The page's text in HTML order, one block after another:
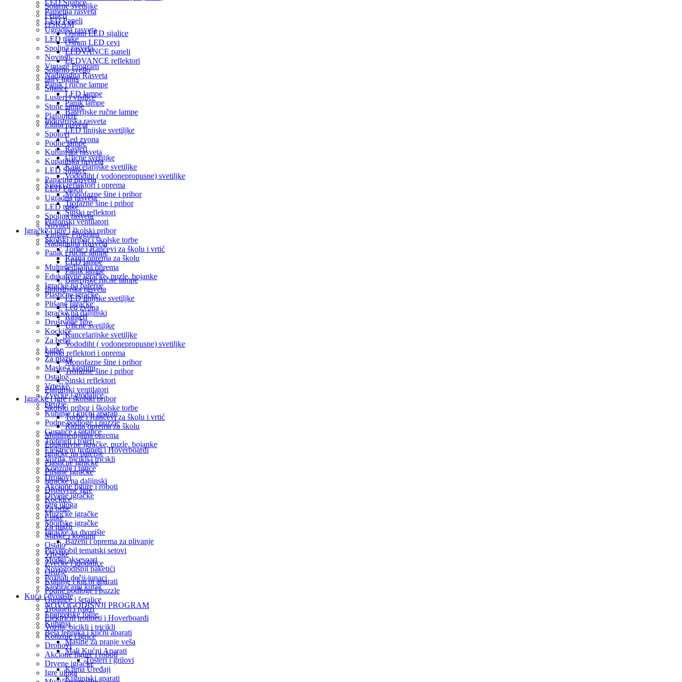
LED Sijalice
Pametna rasveta
LED Paneli
Ugradna rasveta
LED trake
Spoljna rasveta
Noviteti
Vintage Program
Nadgradna Rasveta
Panik i ručne lampe
LED lampe
Panik lampe
Baterijske ručne lampe
Industrijska rasveta
LED linijske svetiljke
Led zvona
Rasteri
Ulicne svetiljke
Kancelarijske svetiljke
Vododiht ( vodonepropusne) svetiljke
Šinski reflektori i oprema
Monofazne šine i pribor
Trofazne šine i pribor
Šinski reflektori
Plafonski ventilatori
Igračke i igre i školski pribor
Školski pribor i školske torbe
Torbe i Rančevi za školu i vrtić
Razna oprema za školu
Multimedijalna oprema
Edukativne igračke, puzle, bojanke
Igračke na baterije
Plastične igračke
Plišane Igračke
Igračke na daljinski
Društvene Igre
Kockice
Za bebe
Lutke
Za plažu
Maske i kostimi
Ostalo
Vrteške
Zvečke i glodalice
Oružje
Kuhinje i kućni aparati
Podne podloge i puzzle
Guralice i šetalice
Trotineti i roleri
Električni trotineti i Hoverboardi
Vozila, bicikli i tricikli
Konzole i igrice
Dronovi
Akcione figure i roboti
Drvene igračke
Igre uloga
Muzičke igračke
Sportske igračke
‎Igračke za dvorište
Bazeni i oprema za plivanje
Playmobil tematski setovi
Modni aksesoari
Novogodišnji paketići
Poznati dečji junaci
Saobraćajni kutak
Kuća i dvorište
NOVOGODISNJI PROGRAM
Energetske folije
Kuhinja
Bela tehnika i kućni aparati
Mašine za pranje veša
Mali Kućni Aparati
Tosteri i grilovi
Klima Uređaji
Kuhinjski aparati
Solarne svetiljke
Fenjeri
OSRAM
Osram LED sijalice
Osram LED cevi
LEDVANCE paneli
LEDVANCE reflektori
Solarno svetlo
fairy lights
Sijalice
Lusteri i visilice
Stone lampe
Plafonjere
Zidna rasveta
Spotovi
Podne lampe
Kuhinjska rasveta
Kupatilska rasveta
LED Sijalice
Pametna rasveta
LED Paneli
Ugradna rasveta
LED trake
Spoljna rasveta
Noviteti
Vintage Program
Nadgradna Rasveta
Panik i ručne lampe
LED lampe
Panik lampe
Baterijske ručne lampe
Industrijska rasveta
LED linijske svetiljke
Led zvona
Rasteri
Ulicne svetiljke
Kancelarijske svetiljke
Vododiht ( vodonepropusne) svetiljke
Šinski reflektori i oprema
Monofazne šine i pribor
Trofazne šine i pribor
Šinski reflektori
Plafonski ventilatori
Igračke i igre i školski pribor
Školski pribor i školske torbe
Torbe i Rančevi za školu i vrtić
Razna oprema za školu
Multimedijalna oprema
Edukativne igračke, puzle, bojanke
Igračke na baterije
Plastične igračke
Plišane Igračke
Igračke na daljinski
Društvene Igre
Kockice
Za bebe
Lutke
Za plažu
Maske i kostimi
Ostalo
Vrteške
Zvečke i glodalice
Oružje
Kuhinje i kućni aparati
Podne podloge i puzzle
Guralice i šetalice
Trotineti i roleri
Električni trotineti i Hoverboardi
Vozila, bicikli i tricikli
Konzole i igrice
Dronovi
Akcione figure i roboti
Drvene igračke
Igre uloga